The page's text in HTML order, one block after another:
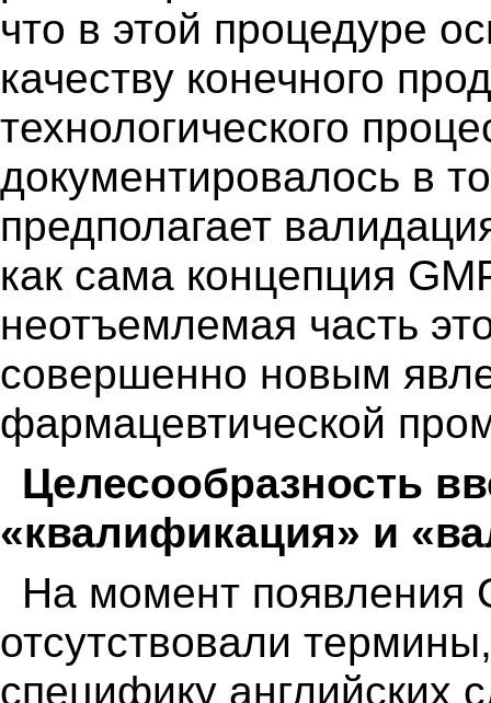
что в этой процедуре
качеству конечного
технологического
документировалось в
предполагает
как сама концепция
неотъемлемая часть
совершенно новым
фармацевтической
Целесообразность
«квалификация» и
На момент появления
отсутствовали
специфику английских